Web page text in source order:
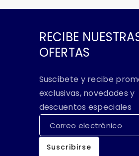
RECIBE
OFERTAS
Suscibete y recibe
exclusivas, novedades y
descuentos especiales
Correo electrónico
Suscribirse